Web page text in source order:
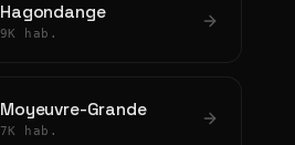
Hagondange
9K hab.
Moyeuvre-Grande
7K hab.